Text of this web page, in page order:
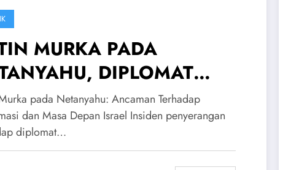
MURKA PADA
DIPLOMAT
DISERANG! Israel
Dihancurkan Rusia
pada Netanyahu: Ancaman Terhadap
dan Masa Depan Israel Insiden penyerangan
diplomat…